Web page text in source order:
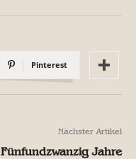
Pinterest
Nächster Artikel
Fünfundzwanzig Jahre